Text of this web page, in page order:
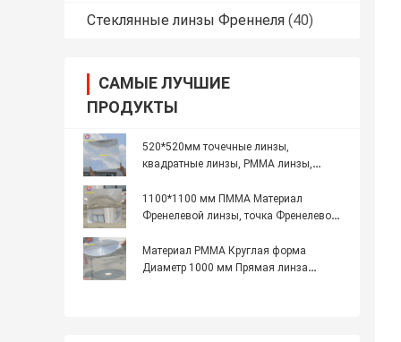
Стеклянные линзы Френнеля (40)
САМЫЕ ЛУЧШИЕ
ПРОДУКТЫ
520*520мм точечные линзы,
квадратные линзы, PMMA линзы,
концентратора
1100*1100 мм ПММА Материал
Френелевой линзы, точка Френелевой
Де-Френелевой линзы для солнечного
концентратора
Материал PMMA Круглая форма
Диаметр 1000 мм Прямая линза